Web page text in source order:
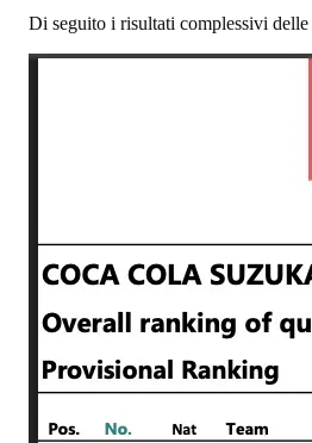
Di seguito i risultati complessivi